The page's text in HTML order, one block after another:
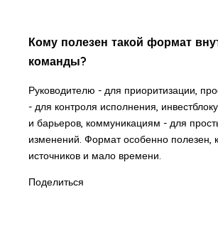
Кому полезен такой формат
команды?
Руководителю - для приоритизации,
- для контроля исполнения,
и барьеров, коммуникациям - для
изменений. Формат особенно полезен,
источников и мало времени.
Поделиться